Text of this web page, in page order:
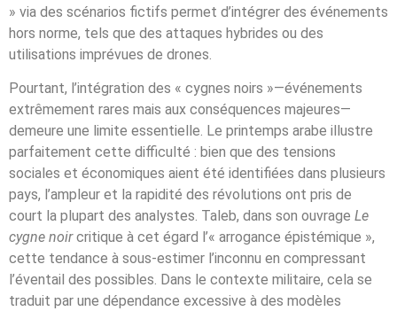
» via des scénarios fictifs permet d’intégrer des événements
hors norme, tels que des attaques hybrides ou des
utilisations imprévues de drones.
Pourtant, l’intégration des « cygnes noirs »—événements
extrêmement rares mais aux conséquences majeures—
demeure une limite essentielle. Le printemps arabe illustre
parfaitement cette difficulté : bien que des tensions
sociales et économiques aient été identifiées dans plusieurs
pays, l’ampleur et la rapidité des révolutions ont pris de
court la plupart des analystes. Taleb, dans son ouvrage Le
cygne noircritique à cet égard l’« arrogance épistémique »,
cette tendance à sous-estimer l’inconnu en compressant
l’éventail des possibles. Dans le contexte militaire, cela se
traduit par une dépendance excessive à des modèles